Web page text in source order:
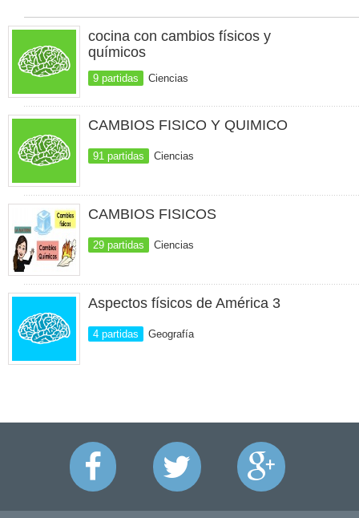
cocina con cambios físicos y
químicos
9 partidas Ciencias
CAMBIOS FISICO Y QUIMICO
91 partidas Ciencias
CAMBIOS FISICOS
29 partidas Ciencias
Aspectos físicos de América 3
4 partidas Geografía